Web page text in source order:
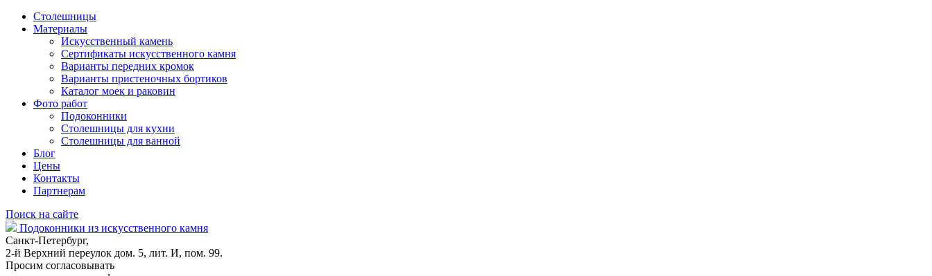
Столешницы
Материалы
Искусственный камень
Сертификаты искусственного камня
Варианты передних кромок
Варианты пристеночных бортиков
Каталог моек и раковин
Фото работ
Подоконники
Столешницы для кухни
Столешницы для ванной
Блог
Цены
Контакты
Партнерам
Поиск на сайте
Подоконники из искусственного камня
Санкт-Петербург,
2-й Верхний переулок дом. 5, лит. И, пом. 99.
Просим согласовывать